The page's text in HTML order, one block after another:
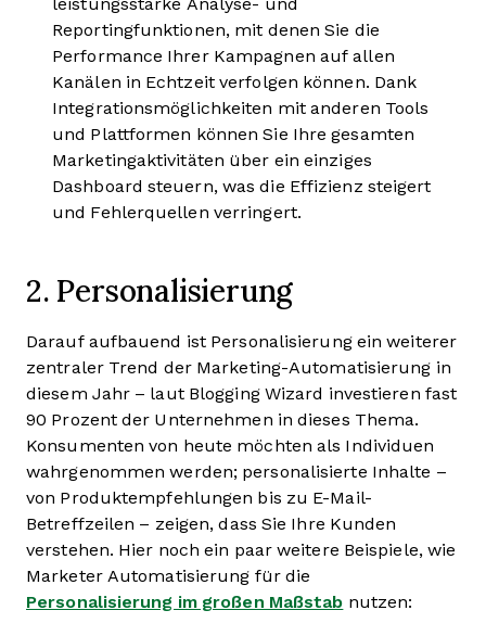
leistungsstarke Analyse- und
Reportingfunktionen, mit denen Sie die
Performance Ihrer Kampagnen auf allen
Kanälen in Echtzeit verfolgen können. Dank
Integrationsmöglichkeiten mit anderen Tools
und Plattformen können Sie Ihre gesamten
Marketingaktivitäten über ein einziges
Dashboard steuern, was die Effizienz steigert
und Fehlerquellen verringert.
2. Personalisierung
Darauf aufbauend ist Personalisierung ein weiterer
zentraler Trend der Marketing-Automatisierung in
diesem Jahr – laut Blogging Wizard investieren fast
90 Prozent der Unternehmen in dieses Thema.
Konsumenten von heute möchten als Individuen
wahrgenommen werden; personalisierte Inhalte –
von Produktempfehlungen bis zu E-Mail-
Betreffzeilen – zeigen, dass Sie Ihre Kunden
verstehen. Hier noch ein paar weitere Beispiele, wie
Marketer Automatisierung für die
Personalisierung im großen Maßstab nutzen: